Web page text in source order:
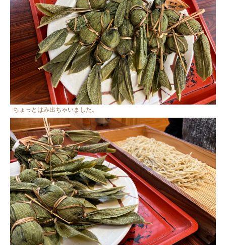
ちょっとはみ出ちゃいました。